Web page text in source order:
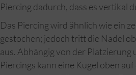
Piercing dadurch, dass es vertikal
Das Piercing wird ähnlich wie ein
gestochen; jedoch tritt die Nadel
aus. Abhängig von der Platzierung
Piercings kann eine Kugel oben